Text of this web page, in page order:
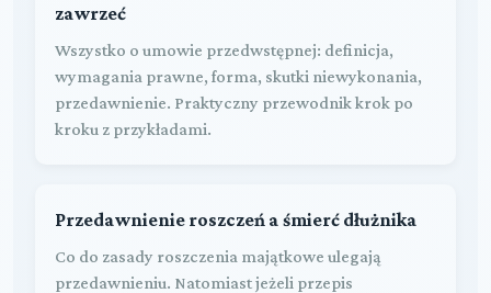
zawrzeć
Wszystko o umowie przedwstępnej: definicja,
wymagania prawne, forma, skutki niewykonania,
przedawnienie. Praktyczny przewodnik krok po
kroku z przykładami.
Przedawnienie roszczeń a śmierć dłużnika
Co do zasady roszczenia majątkowe ulegają
przedawnieniu. Natomiast jeżeli przepis